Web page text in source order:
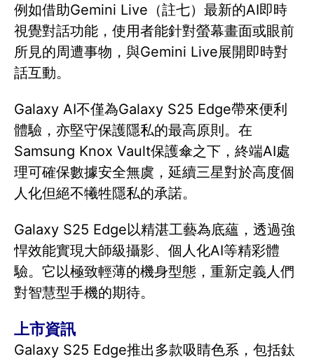
例如借助Gemini Live（註七）最新的AI即時
視覺對話功能，使用者能針對螢幕畫面或眼前
所見的周遭事物，與Gemini Live展開即時對
話互動。
Galaxy AI不僅為Galaxy S25 Edge帶來便利
體驗，亦堅守保護隱私的最高原則。在
Samsung Knox Vault保護傘之下，終端AI處
理可確保數據安全無虞，延續三星對於高度個
人化但絕不犧牲隱私的承諾。
Galaxy S25 Edge以精湛工藝為底蘊，透過強
悍效能實現大師級攝影、個人化AI等精彩體
驗。它以極致輕薄的機身型態，重新定義人們
對智慧型手機的期待。
上市資訊
Galaxy S25 Edge推出多款吸睛色系，包括鈦